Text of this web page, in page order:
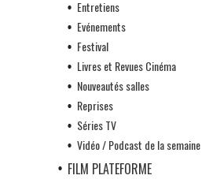
Entretiens
Evénements
Festival
Livres et Revues Cinéma
Nouveautés salles
Reprises
Séries TV
Vidéo / Podcast de la semaine
FILM PLATEFORME